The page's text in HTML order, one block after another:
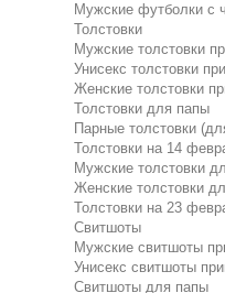
Мужские футболки с
Толстовки
Мужские толстовки
Унисекс толстовки
Женские толстовки
Толстовки для папы
Парные толстовки
Толстовки на 14
Мужские толстовки
Женские толстовки
Толстовки на 23
Свитшоты
Мужские свитшоты
Унисекс свитшоты
Свитшоты для папы